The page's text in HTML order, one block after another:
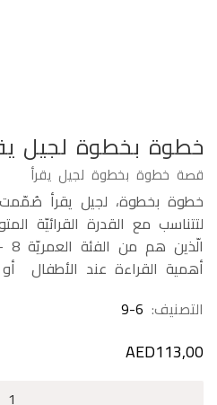
خطوة بخطوة لجيل
قصة خطوة بخطوة لجيل يقرأ
خطوة بخطوة، لجيل يقرأ
لتتناسب مع القدرة القرائيّة
أهمية القراءة عند الأطفال أو
التصنيف: 9-6
AED113,00